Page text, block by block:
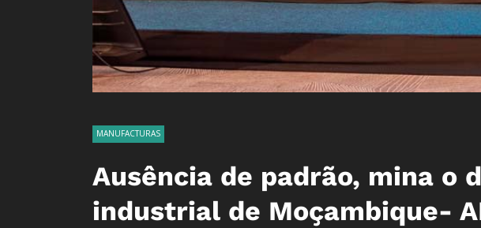
MANUFACTURAS
Ausência de padrão, mina o
industrial de Moçambique-